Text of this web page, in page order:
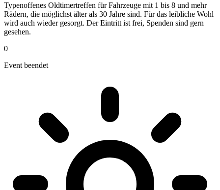
Typenoffenes Oldtimertreffen für Fahrzeuge mit 1 bis 8 und mehr
Rädern, die möglichst älter als 30 Jahre sind. Für das leibliche Wohl
wird auch wieder gesorgt. Der Eintritt ist frei, Spenden sind gern
gesehen.
0
Event beendet